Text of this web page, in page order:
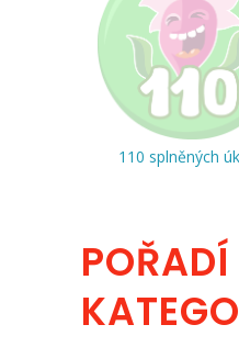
110 splněných